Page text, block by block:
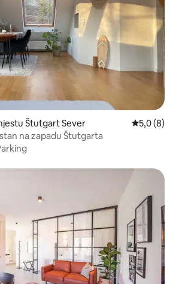
Štutgart Sever prosječna
5,0 (8)
na zapadu Štutgarta